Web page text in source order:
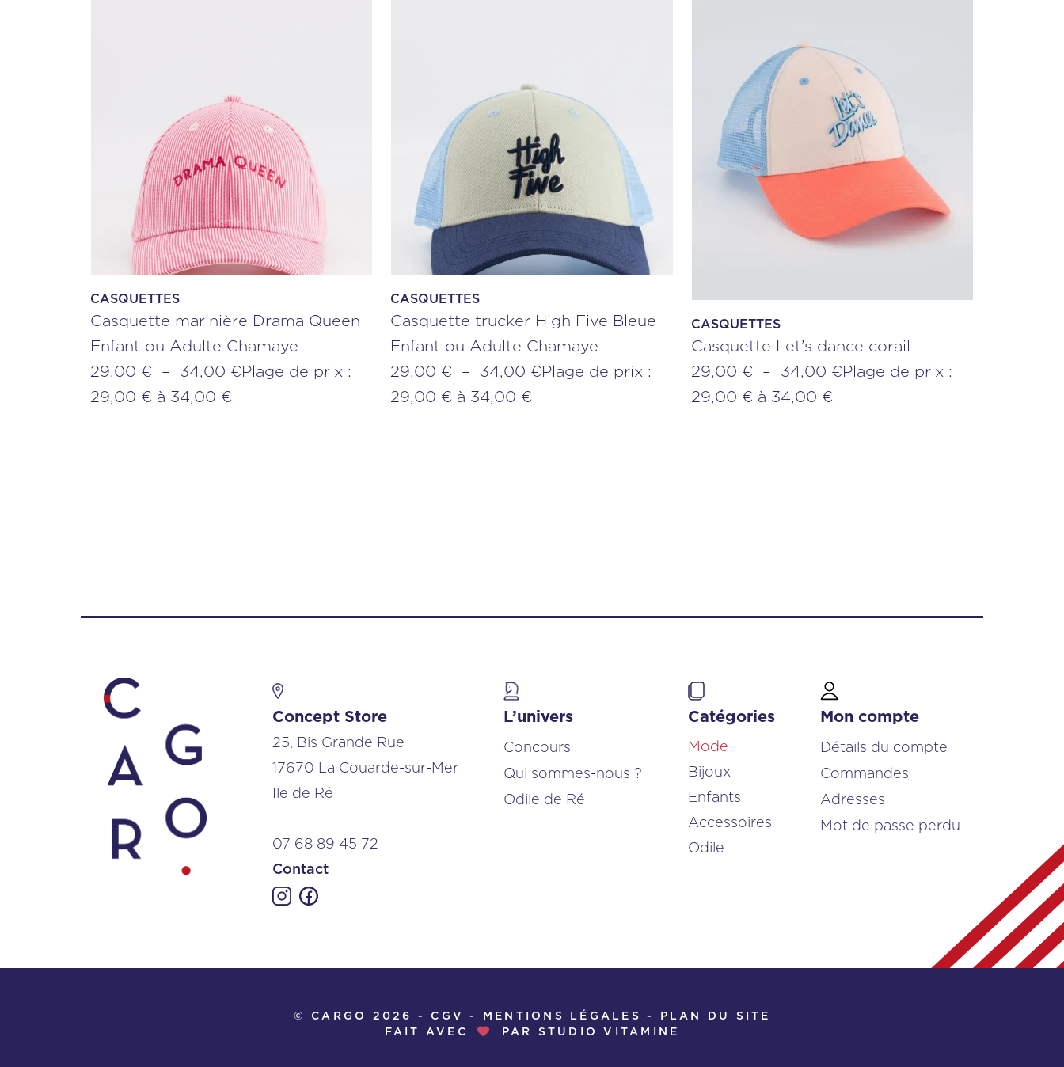
CASQUETTES
Casquette marinière Drama Queen
Enfant ou Adulte Chamaye
29,00 € – 34,00 €Plage de prix :
29,00 € à 34,00 €
CASQUETTES
Casquette trucker High Five Bleue
Enfant ou Adulte Chamaye
29,00 € – 34,00 €Plage de prix :
29,00 € à 34,00 €
CASQUETTES
Casquette Let’s dance corail
29,00 € – 34,00 €Plage de prix :
29,00 € à 34,00 €
Concept Store
25, Bis Grande Rue
17670 La Couarde-sur-Mer
Ile de Ré
07 68 89 45 72
Contact
L’univers
Concours
Qui sommes-nous ?
Odile de Ré
Catégories
Mode
Bijoux
Enfants
Accessoires
Odile
Mon compte
Détails du compte
Commandes
Adresses
Mot de passe perdu
© CARGO 2026 - CGV - MENTIONS LÉGALES -
PLAN DU SITE
FAIT AVEC
PAR STUDIO VITAMINE